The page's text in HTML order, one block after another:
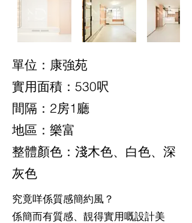
單位： 康強苑
實用面積：530呎
間隔：2房1廳
地區：樂富
整體顏色： 淺木色、白色、深
灰色
究竟咩係質感簡約風？
係簡而有質感、靚得實用嘅設計美